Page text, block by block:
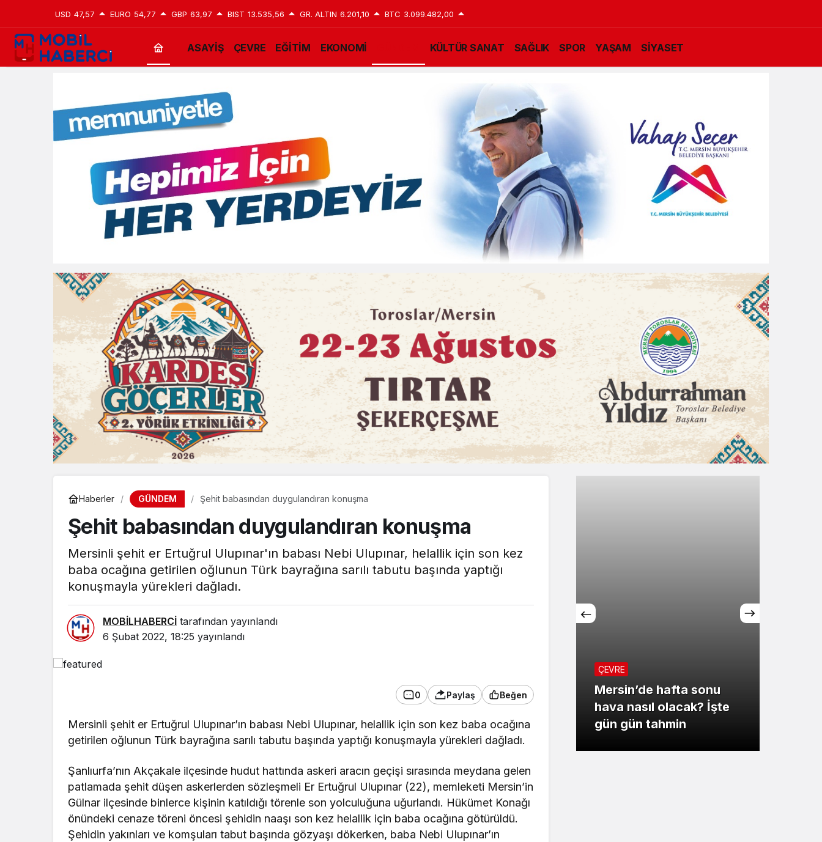
USD 47,57 EURO 54,77 GBP 63,97 BIST 13.535,56 GR. ALTIN 6.201,10 BTC 3.099.482,00
ASAYİŞ ÇEVRE EĞİTİM EKONOMİ KÜLTÜR SANAT SAĞLIK SPOR YAŞAM SİYASET
Haberler GÜNDEM Şehit babasından duygulandıran konuşma
Şehit babasından duygulandıran konuşma
Mersinli şehit er Ertuğrul Ulupınar'ın babası Nebi Ulupınar, helallik için son kez
baba ocağına getirilen oğlunun Türk bayrağına sarılı tabutu başında yaptığı
konuşmayla yürekleri dağladı.
MOBİLHABERCİ tarafından yayınlandı
6 Şubat 2022, 18:25 yayınlandı
0 Paylaş Beğen
Mersinli şehit er Ertuğrul Ulupınar’ın babası Nebi Ulupınar, helallik için son kez baba ocağına
getirilen oğlunun Türk bayrağına sarılı tabutu başında yaptığı konuşmayla yürekleri dağladı.
Şanlıurfa’nın Akçakale ilçesinde hudut hattında askeri aracın geçişi sırasında meydana gelen
patlamada şehit düşen askerlerden sözleşmeli Er Ertuğrul Ulupınar (22), memleketi Mersin’in
Gülnar ilçesinde binlerce kişinin katıldığı törenle son yolculuğuna uğurlandı. Hükümet Konağı
önündeki cenaze töreni öncesi şehidin naaşı son kez helallik için baba ocağına götürüldü.
Şehidin yakınları ve komşuları tabut başında gözyaşı dökerken, baba Nebi Ulupınar’ın
büyük başarı
şüphelisi tutuklandı
Mersin’de hafta sonu
hava nasıl olacak? İşte
gün gün tahmin
Emniyet Müdürü
Aktaş’tan Mersin
Barosu’na iade-i ziyaret